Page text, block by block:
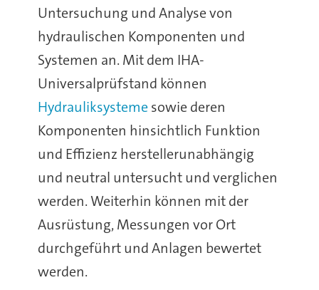
Untersuchung und Analyse von
hydraulischen Komponenten und
Systemen an. Mit dem IHA-
Universalprüfstand können
Hydrauliksysteme sowie deren
Komponenten hinsichtlich Funktion
und Effizienz herstellerunabhängig
und neutral untersucht und verglichen
werden. Weiterhin können mit der
Ausrüstung, Messungen vor Ort
durchgeführt und Anlagen bewertet
werden.